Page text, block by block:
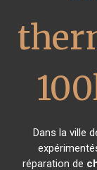
Dans la ville
réparation de